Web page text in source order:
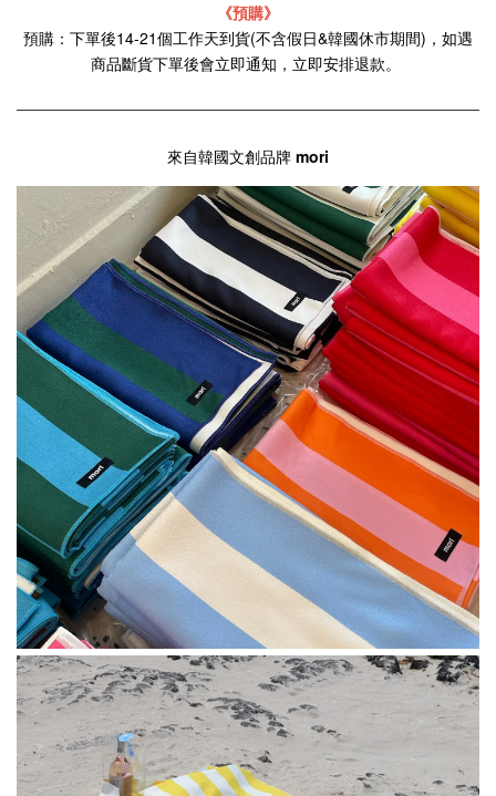
《預購》
預購：下單後14-21個工作天到貨(不含假日&韓國休市期間)，如遇
商品斷貨下單後會立即通知，立即安排退款。
來自韓國文創品牌 mori